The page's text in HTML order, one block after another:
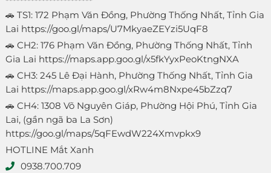
🚗 TS1: 172 Phạm Văn Đồng, Phường Thống Nhất, Tỉnh Gia
Lai https://goo.gl/maps/U7MkyaeZEYzi5UqF8
🚗 CH2: 176 Phạm Văn Đồng, Phường Thống Nhất, Tỉnh
Gia Lai https://maps.app.goo.gl/x5fkYyxPeoKtngNXA
🚗 CH3: 245 Lê Đại Hành, Phường Thống Nhất, Tỉnh Gia
Lai https://maps.app.goo.gl/xRw4m8Nxpe45bZzq7
🚗 CH4: 1308 Võ Nguyên Giáp, Phường Hội Phú, Tỉnh Gia
Lai, (gần ngã ba La Sơn)
https://goo.gl/maps/5qFEwdW224Xmvpkx9
HOTLINE Mắt Xanh
0938.700.709